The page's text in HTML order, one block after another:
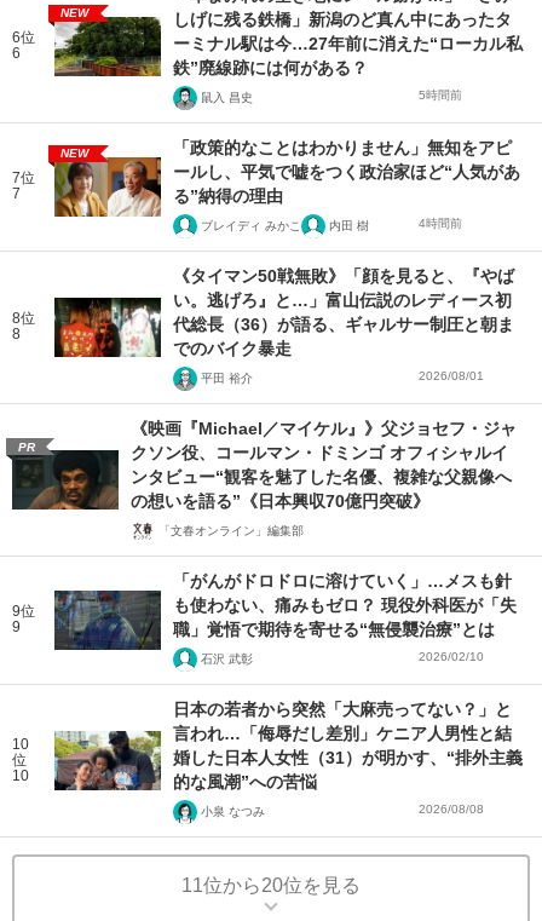
6位
6
NEW
しげに残る鉄橋」新潟のど真ん中にあったタ
ーミナル駅は今…27年前に消えた“ローカル私
鉄”廃線跡には何がある？
鼠入 昌史 5時間前
7位
7
NEW
「政策的なことはわかりません」無知をアピ
ールし、平気で嘘をつく政治家ほど“人気があ
る”納得の理由
ブレイディ みかこ 内田 樹 4時間前
8位
8
《タイマン50戦無敗》「顔を見ると、『やば
い。逃げろ』と…」富山伝説のレディース初
代総長（36）が語る、ギャルサー制圧と朝ま
でのバイク暴走
平田 裕介 2026/08/01
PR
《映画『Michael／マイケル』》父ジョセフ・ジャ
クソン役、コールマン・ドミンゴ オフィシャルイ
ンタビュー“観客を魅了した名優、複雑な父親像へ
の想いを語る”《日本興収70億円突破》
「文春オンライン」編集部
9位
9
「がんがドロドロに溶けていく」…メスも針
も使わない、痛みもゼロ？ 現役外科医が「失
職」覚悟で期待を寄せる“無侵襲治療”とは
石沢 武彰 2026/02/10
10
位
10
日本の若者から突然「大麻売ってない？」と
言われ…「侮辱だし差別」ケニア人男性と結
婚した日本人女性（31）が明かす、“排外主義
的な風潮”への苦悩
小泉 なつみ 2026/08/08
11位から20位を見る